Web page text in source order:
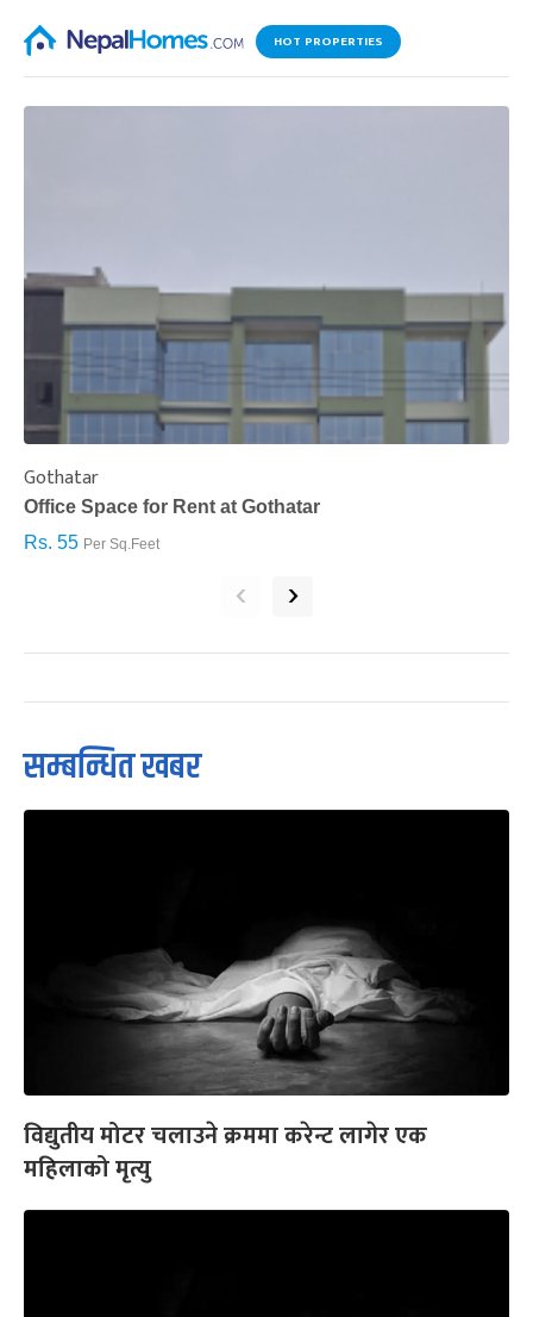
HOT PROPERTIES
Gothatar
Office Space for Rent at Gothatar
Rs. 55 Per Sq.Feet
‹ ›
सम्बन्धित खबर
विद्युतीय मोटर चलाउने क्रममा करेन्ट लागेर एक
महिलाको मृत्यु